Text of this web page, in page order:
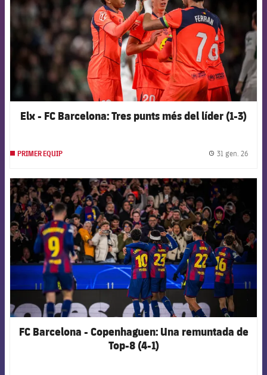
Elx - FC Barcelona: Tres punts més del líder (1-3)
PRIMER EQUIP 31 gen. 26
FCB Barcelona badge
FC Barcelona - Copenhaguen: Una remuntada de
Top-8 (4-1)